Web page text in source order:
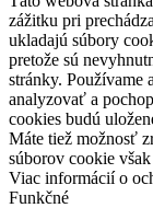
zážitku pri
ukladajú súbory
pretože sú
stránky. Používame
analyzovať a
cookies budú
Máte tiež možnosť
súborov cookie
Viac informácií o
Funkčné